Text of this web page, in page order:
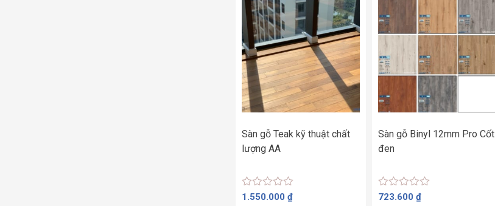
Sàn gỗ Teak kỹ thuật chất
lượng AA
Được
1.550.000 ₫
Sàn gỗ Binyl 12mm Pro Cốt
đen
Được
723.600 ₫